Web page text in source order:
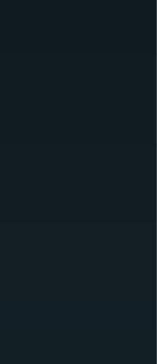
配信、メタバース、VRを利用すれ
自宅で学習を継続可能。新たな教育
立できます。
らつきがある
共有することにより、教育内容の標
属人化を防ぎ、安定した教育体制を